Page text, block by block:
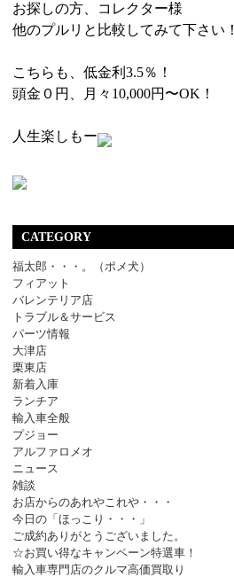
お探しの方、コレクター様
他のプルリと比較してみて下さい！
こちらも、低金利3.5％！
頭金０円、月々10,000円〜OK！
人生楽しもー
CATEGORY
福太郎・・・。（ポメ犬）
フィアット
バレンテリア店
トラブル＆サービス
パーツ情報
大津店
栗東店
新着入庫
ランチア
輸入車全般
プジョー
アルファロメオ
ニュース
雑談
お店からのあれやこれや・・・
今日の「ほっこり・・・」
ご成約ありがとうございました。
☆お買い得なキャンペーン特選車！
輸入車専門店のクルマ高価買取り